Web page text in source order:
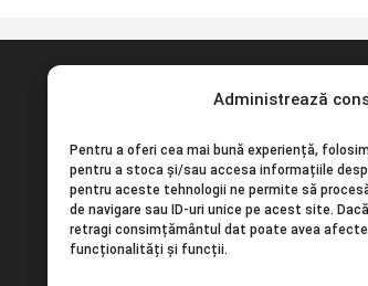
modulele cookie
personaliza
oferi functii pentru
pentru a ne
Administrează
Pentru a oferi cea mai bună experiență,
pentru a stoca și/sau accesa informațiile
pentru aceste tehnologii ne permite să
de navigare sau ID-uri unice pe acest site.
retragi consimțământul dat poate avea
funcționalități și funcții.